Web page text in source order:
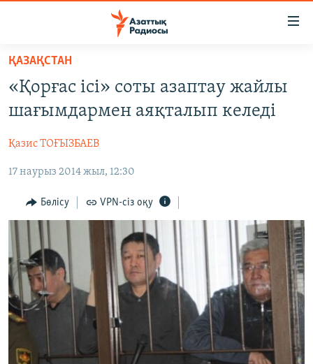
Skip
main
content
to
Navigation
Search
САЯСАТ
ҚАҢТАР ОҚИҒАСЫ
АДАМ ҚҰҚЫҚТАРЫ
ӘЛЕУМЕТ
ӘЛЕМ
АРНАЙЫ ЖОБАЛАР
Русский
ЖАЗЫЛЫҢЫЗ
ҚАЗАҚСТАН
«Қорғас ісі» соты азаптау жайлы
шағымдармен аяқталып келеді
Қазис ТОҒЫЗБАЕВ
17 наурыз 2014 жыл, 12:30
Бөлісу VPN-сіз оқу